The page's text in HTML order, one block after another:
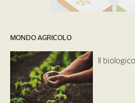
MONDO AGRICOLO
Il